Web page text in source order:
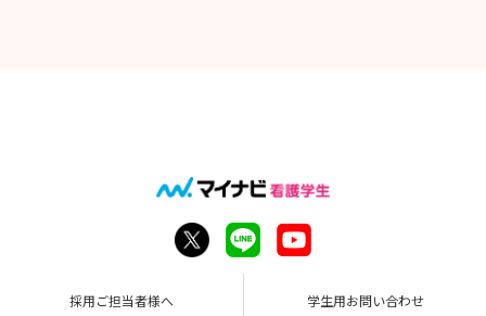
採用ご担当者様へ 学生用お問い合わせ